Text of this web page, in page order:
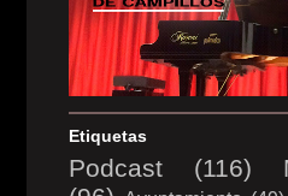
Etiquetas
Podcast (116)